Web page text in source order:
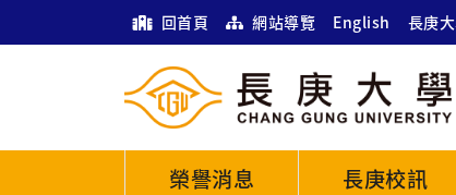
回首頁 網站導覽 English 長庚
榮譽消息 長庚校訊